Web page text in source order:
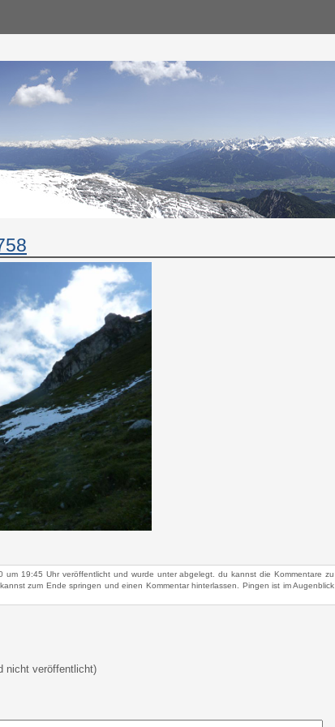
19:45 Uhr veröffentlicht und wurde unter abgelegt. du kannst die Kommentare zu
zum Ende springen und einen Kommentar hinterlassen. Pingen ist im Augenblick
nicht veröffentlicht)